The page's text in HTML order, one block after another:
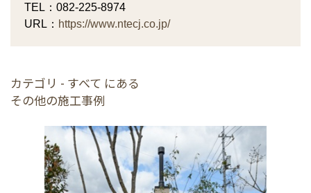
TEL：082-225-8974
URL： https://www.ntecj.co.jp/
カテゴリ - すべて にある
その他の施工事例